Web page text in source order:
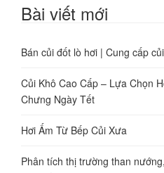
Bài viết mới
Bán củi đốt lò hơi | Cung cấp
Củi Khô Cao Cấp – Lựa Chọn
Chưng Ngày Tết
Hơi Ấm Từ Bếp Củi Xưa
Phân tích thị trường than